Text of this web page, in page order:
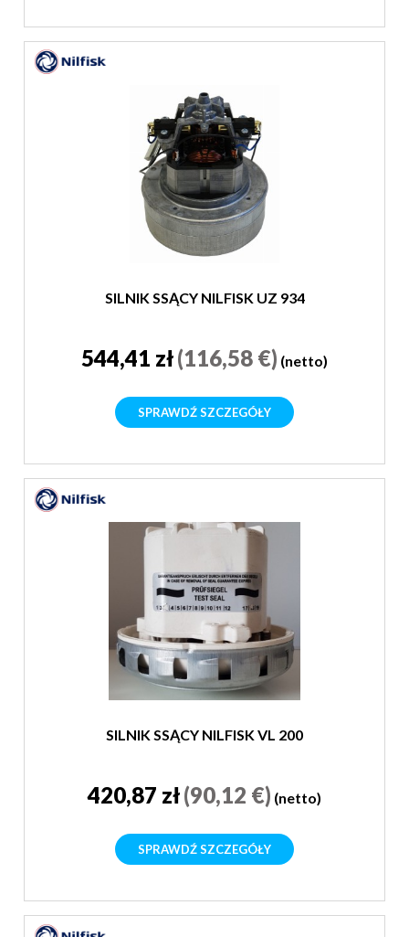
SILNIK SSĄCY NILFISK UZ 934
544,41 zł(116,58 €) (netto)
SPRAWDŹ SZCZEGÓŁY
SILNIK SSĄCY NILFISK VL 200
420,87 zł(90,12 €) (netto)
SPRAWDŹ SZCZEGÓŁY